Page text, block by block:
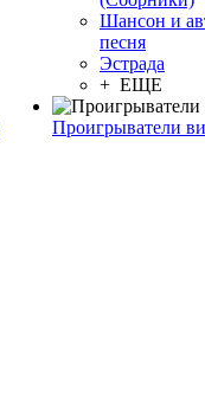
Шансон и
песня
Эстрада
+ ЕЩЕ
Проигрыватели